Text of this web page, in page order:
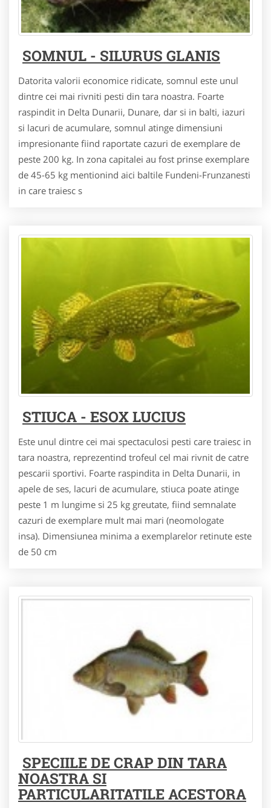
SOMNUL - SILURUS GLANIS
Datorita valorii economice ridicate, somnul este unul
dintre cei mai rivniti pesti din tara noastra. Foarte
raspindit in Delta Dunarii, Dunare, dar si in balti, iazuri
si lacuri de acumulare, somnul atinge dimensiuni
impresionante fiind raportate cazuri de exemplare de
peste 200 kg. In zona capitalei au fost prinse exemplare
de 45-65 kg mentionind aici baltile Fundeni-Frunzanesti
in care traiesc s
STIUCA - ESOX LUCIUS
Este unul dintre cei mai spectaculosi pesti care traiesc in
tara noastra, reprezentind trofeul cel mai rivnit de catre
pescarii sportivi. Foarte raspindita in Delta Dunarii, in
apele de ses, lacuri de acumulare, stiuca poate atinge
peste 1 m lungime si 25 kg greutate, fiind semnalate
cazuri de exemplare mult mai mari (neomologate
insa). Dimensiunea minima a exemplarelor retinute este
de 50 cm
SPECIILE DE CRAP DIN TARA
NOASTRA SI
PARTICULARITATILE ACESTORA